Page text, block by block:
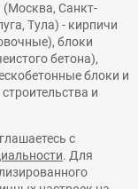
Санкт-
Тула) - кирпичи
блоки
бетона),
блоки и
и
с
. Для